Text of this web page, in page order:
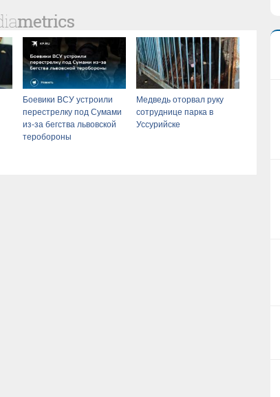
Боевики ВСУ устроили
перестрелку под Сумами
из-за бегства львовской
теробороны
Медведь оторвал руку
сотруднице парка в
Уссурийске